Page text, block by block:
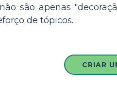
são apenas
de tópicos.
CRIAR